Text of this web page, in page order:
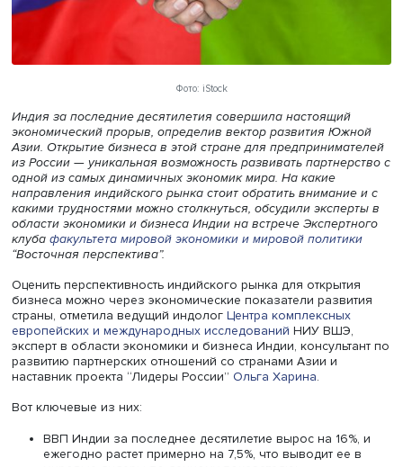
Фото: iStock
Индия за последние десятилетия совершила настоящий
экономический прорыв, определив вектор развития
Азии. Открытие бизнеса в этой стране для
из России — уникальная возможность развивать
одной из самых динамичных экономик мира. На какие
направления индийского рынка стоит обратить
какими трудностями можно столкнуться, обсудили
области экономики и бизнеса Индии на встрече
клуба факультета мировой экономики и мировой
“Восточная перспектива”.
Оценить перспективность индийского рынка для
бизнеса можно через экономические показатели
европейских и международных исследований НИУ
эксперт в области экономики и бизнеса Индии,